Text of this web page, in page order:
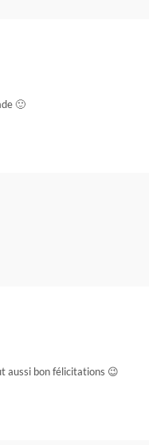
🙂
aussi bon félicitations 😉